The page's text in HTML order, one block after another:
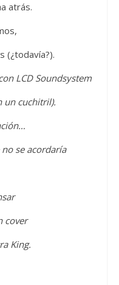
atrás.
(¿todavía?).
LCD Soundsystem
un cuchitril).
se acordaría
cover
King.